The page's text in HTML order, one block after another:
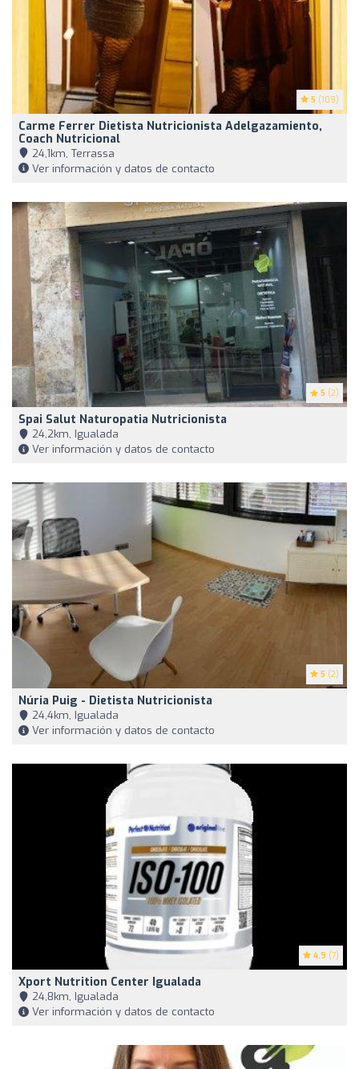
5 (109)
Carme Ferrer Dietista Nutricionista Adelgazamiento,
Coach Nutricional
24,1km, Terrassa
Ver información y datos de contacto
5 (2)
Spai Salut Naturopatia Nutricionista
24,2km, Igualada
Ver información y datos de contacto
5 (2)
Núria Puig - Dietista Nutricionista
24,4km, Igualada
Ver información y datos de contacto
4.9 (7)
Xport Nutrition Center Igualada
24,8km, Igualada
Ver información y datos de contacto